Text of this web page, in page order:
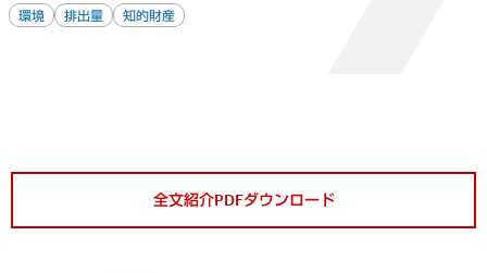
環境 排出量 知的財産
全文紹介PDFダウンロード